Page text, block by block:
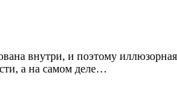
внутри, и поэтому
а на самом деле…